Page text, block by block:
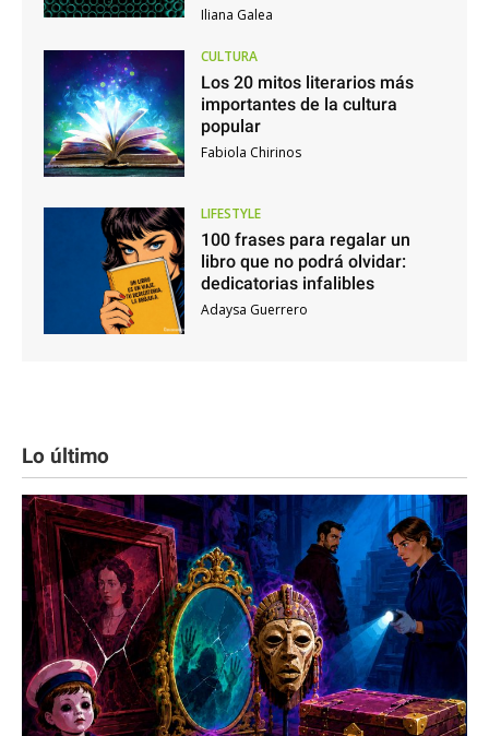
Iliana Galea
CULTURA
Los 20 mitos literarios más
importantes de la cultura
popular
Fabiola Chirinos
LIFESTYLE
100 frases para regalar un
libro que no podrá olvidar:
dedicatorias infalibles
Adaysa Guerrero
Lo último